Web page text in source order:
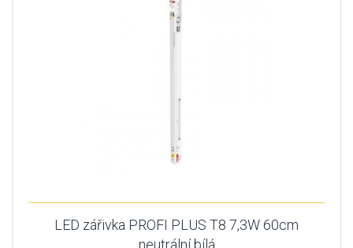
LED zářivka PROFI PLUS T8 7,3W 60cm
neutrální bílá